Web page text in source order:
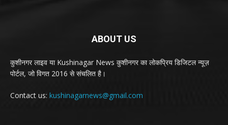
ABOUT US
कुशीनगर लाइव या Kushinagar News कुशीनगर का लोकप्रिय डिजिटल न्यूज़
पोर्टल, जो विगत 2016 से संचलित है।
Contact us: kushinagarnews@gmail.com